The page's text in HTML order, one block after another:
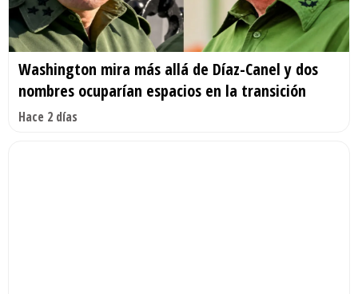
Washington mira más allá de Díaz-Canel y dos
nombres ocuparían espacios en la transición
Hace 2 días